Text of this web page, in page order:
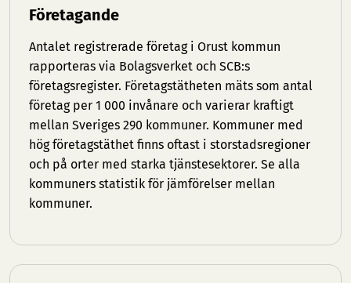
Företagande
Antalet registrerade företag i Orust kommun
rapporteras via Bolagsverket och SCB:s
företagsregister. Företagstätheten mäts som antal
företag per 1 000 invånare och varierar kraftigt
mellan Sveriges 290 kommuner. Kommuner med
hög företagstäthet finns oftast i storstadsregioner
och på orter med starka tjänstesektorer. Se alla
kommuners statistik för jämförelser mellan
kommuner.